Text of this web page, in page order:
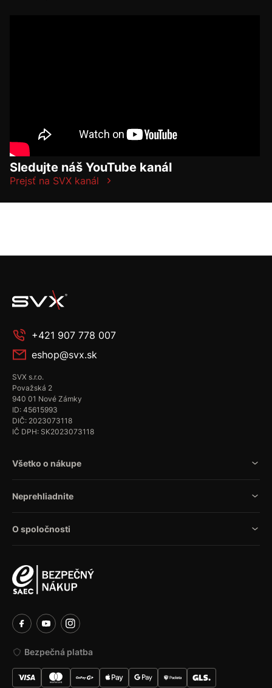
Sledujte náš YouTube kanál
Prejsť na SVX kanál
+421 907 778 007
eshop@svx.sk
SVX s.r.o.
Považská 2
940 01 Nové Zámky
ID: 45615993
DIČ: 2023073118
IČ DPH: SK2023073118
Všetko o nákupe
Neprehliadnite
O spoločnosti
Bezpečná platba